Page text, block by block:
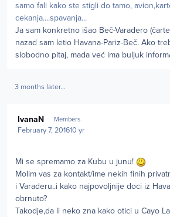
samo fali kako ste stigli do tamo,
cekanja....spavanja...
Ja sam konkretno išao Beč-Varadero
nazad sam letio Havana-Pariz-Beč. Ako
slobodno pitaj, mada već ima buljuk
3 months later...
IvanaN Members
February 7, 201610 yr
Mi se spremamo za Kubu u junu!
Molim vas za kontakt/ime nekih finih
i Varaderu..i kako najpovoljnije doci iz
obrnuto?
Takodje,da li neko zna kako otici u Cayo